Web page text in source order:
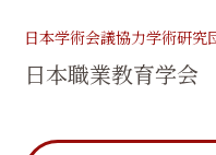
日本学術会議協力学術研究
日本職業教育学会